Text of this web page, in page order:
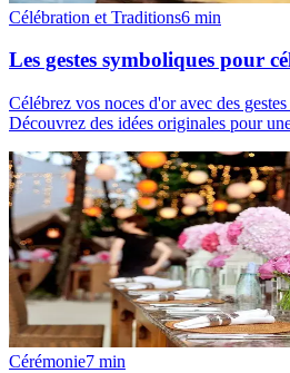
Célébration et Traditions6 min
Les gestes symboliques pour
Célébrez vos noces d'or avec des
Découvrez des idées originales pour
Cérémonie7 min